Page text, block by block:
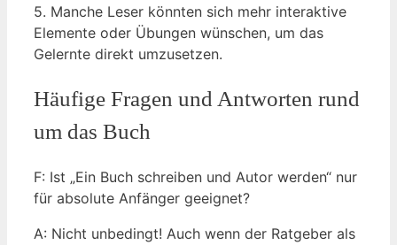
5. Manche Leser könnten sich mehr interaktive
Elemente oder Übungen wünschen, um das
Gelernte direkt umzusetzen.
Häufige Fragen und Antworten rund
um das Buch
F: Ist „Ein Buch schreiben und Autor werden“ nur
für absolute Anfänger geeignet?
A: Nicht unbedingt! Auch wenn der Ratgeber als